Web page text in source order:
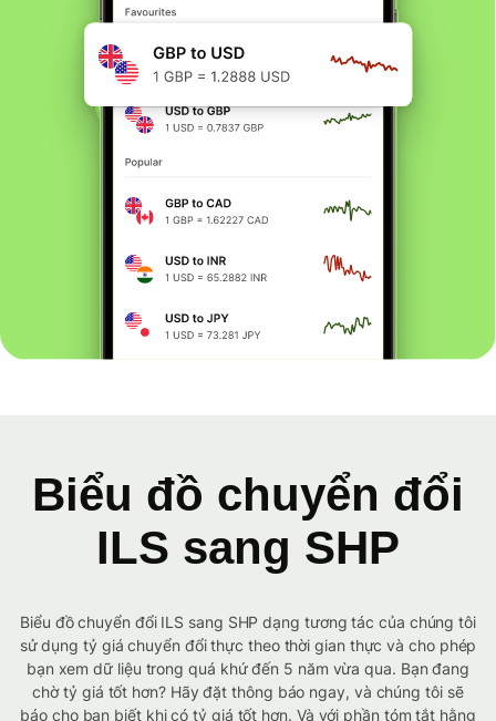
Biểu đồ chuyển đổi
ILS sang SHP
Biểu đồ chuyển đổi ILS sang SHP dạng tương tác của chúng tôi
sử dụng tỷ giá chuyển đổi thực theo thời gian thực và cho phép
bạn xem dữ liệu trong quá khứ đến 5 năm vừa qua. Bạn đang
chờ tỷ giá tốt hơn? Hãy đặt thông báo ngay, và chúng tôi sẽ
báo cho bạn biết khi có tỷ giá tốt hơn. Và với phần tóm tắt hằng